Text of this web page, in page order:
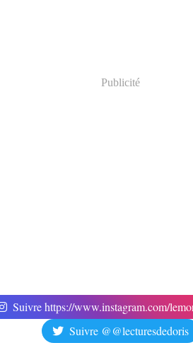
Publicité
Suivre https://www.instagram.com/
Suivre @@lecturesdedoris